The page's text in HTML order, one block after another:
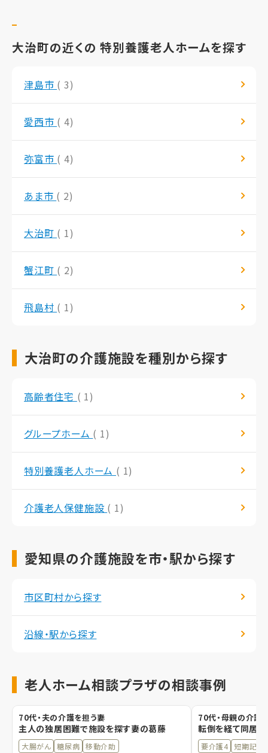
大治町の近くの 特別養護老人ホームを探す
津島市 ( 3)
愛西市 ( 4)
弥富市 ( 4)
あま市 ( 2)
大治町 ( 1)
蟹江町 ( 2)
飛島村 ( 1)
大治町の介護施設を種別から探す
高齢者住宅 ( 1)
グループホーム ( 1)
特別養護老人ホーム ( 1)
介護老人保健施設 ( 1)
愛知県の介護施設を市・駅から探す
市区町村から探す
沿線・駅から探す
老人ホーム相談プラザの相談事例
70代・夫の介護を担う妻
主人の独居困難で施設を探す妻の葛藤
大腸がん 糖尿病
移動介助
70代・母親の介護
転倒を経て同居
要介護4
短期記憶